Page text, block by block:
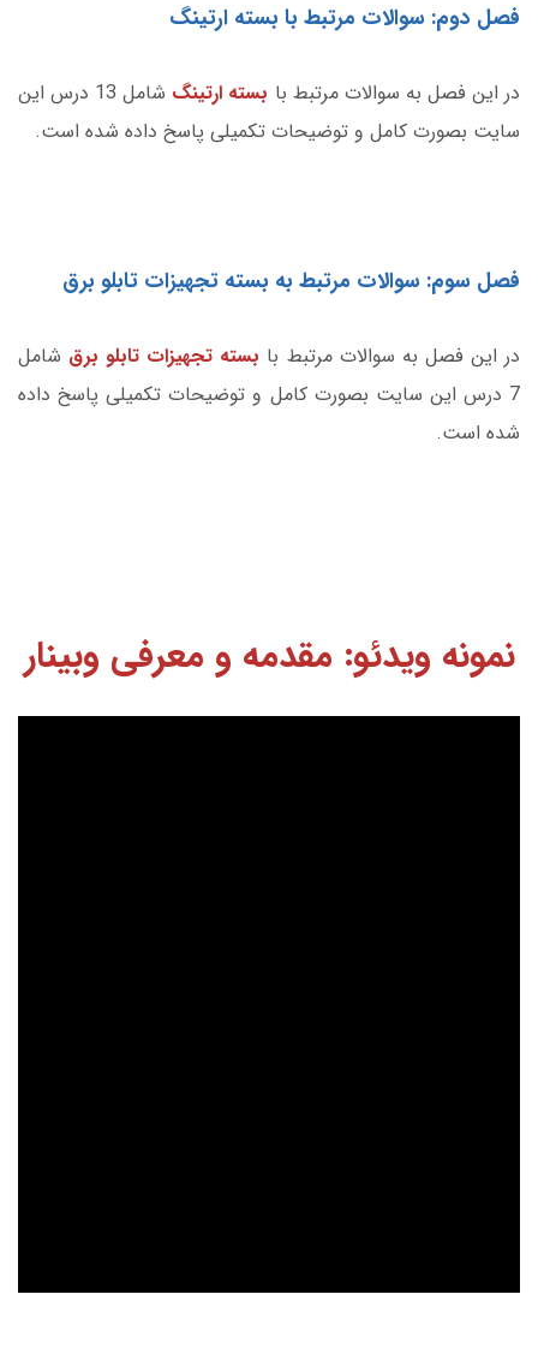
فصل دوم: سوالات مرتبط با بسته ارتینگ
در این فصل به سوالات مرتبط با بسته ارتینگ
شامل 13 درس این
سایت بصورت کامل و توضیحات تکمیلی پاسخ داده شده است.
فصل سوم: سوالات مرتبط به بسته تجهیزات تابلو برق
در این فصل به سوالات مرتبط با بسته تجهیزات تابلو برق شامل
7 درس این سایت بصورت کامل و توضیحات تکمیلی پاسخ داده
شده است.
نمونه ویدئو: مقدمه و معرفی وبینار